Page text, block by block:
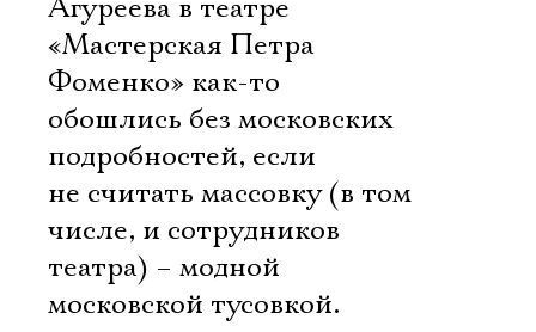
Агуреева в театре
«Мастерская Петра
Фоменко» как-то
обошлись без московских
подробностей, если
не считать массовку (в том
числе, и сотрудников
театра) – модной
московской тусовкой.